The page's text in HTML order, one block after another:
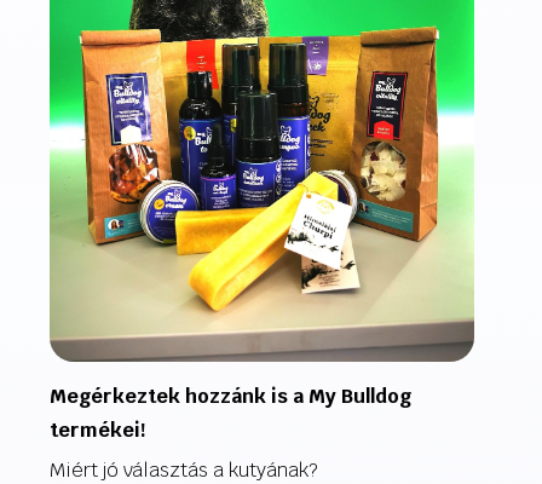
Megérkeztek hozzánk is a My Bulldog
termékei!
Miért jó választás a kutyának?